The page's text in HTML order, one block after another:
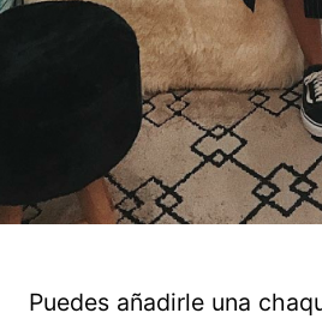
Puedes añadirle una